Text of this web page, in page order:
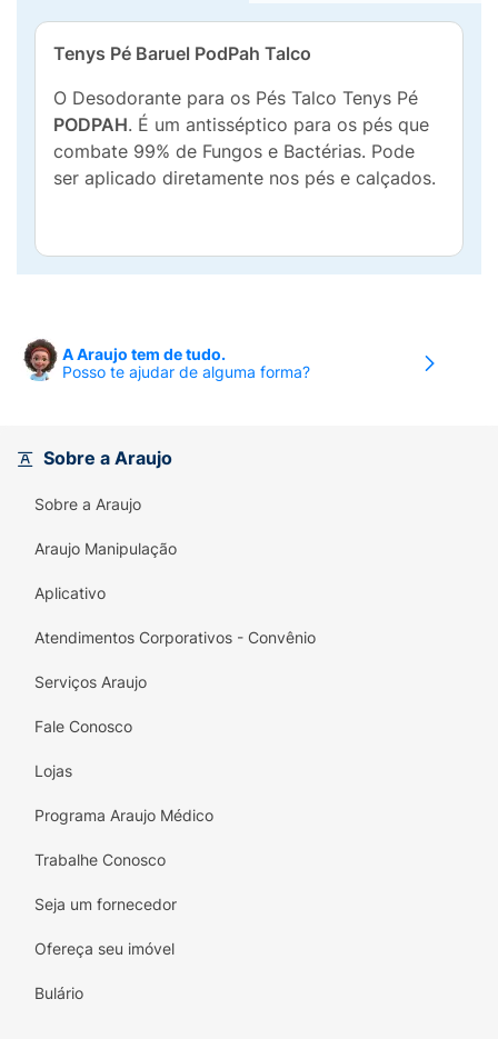
Tenys Pé Baruel PodPah Talco
O Desodorante para os Pés Talco Tenys Pé
PODPAH. É um antisséptico para os pés que
combate 99% de Fungos e Bactérias. Pode
ser aplicado diretamente nos pés e calçados.
A Araujo tem de tudo.
Posso te ajudar de alguma forma?
Sobre a Araujo
Sobre a Araujo
Araujo Manipulação
Aplicativo
Atendimentos Corporativos - Convênio
Serviços Araujo
Fale Conosco
Lojas
Programa Araujo Médico
Trabalhe Conosco
Seja um fornecedor
Ofereça seu imóvel
Bulário